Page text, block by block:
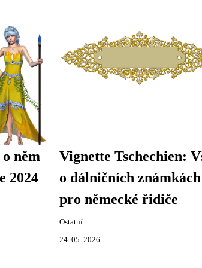
něm
2024
Vignette Tschechien:
o dálničních známkách
pro německé řidiče
Ostatní
24. 05. 2026